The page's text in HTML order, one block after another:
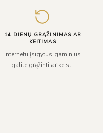
14 DIENŲ GRĄŽINIMAS AR
KEITIMAS
Internetu įsigytus gaminius
galite grąžinti ar keisti.